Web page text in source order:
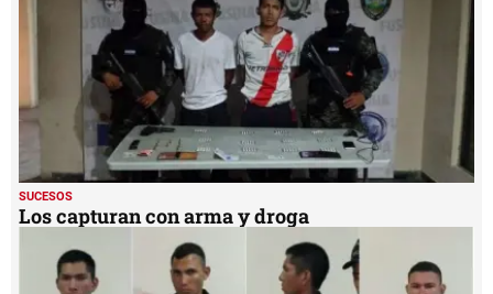
SUCESOS
Los capturan con arma y droga